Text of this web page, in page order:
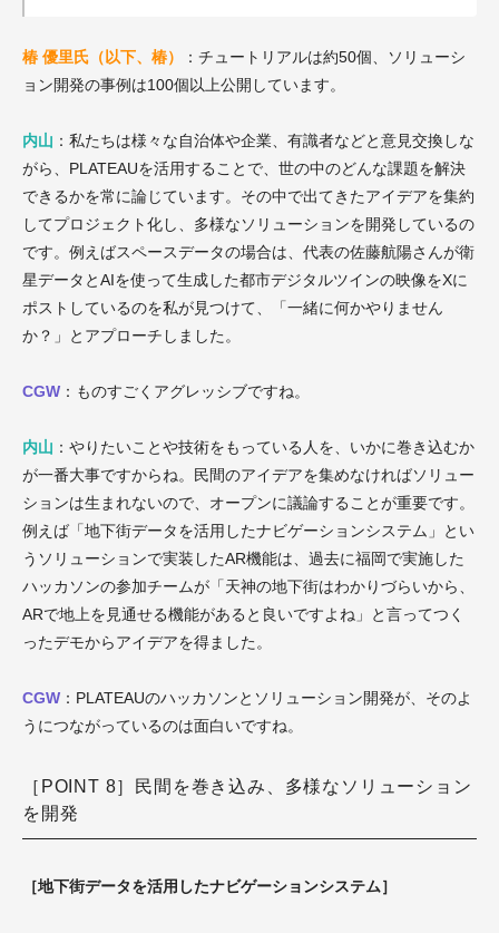
椿 優里氏（以下、椿）
：チュートリアルは約50個、ソリューシ
ョン開発の事例は100個以上公開しています。
内山 ：私たちは様々な自治体や企業、有識者などと意見交換しな
がら、PLATEAUを活用することで、世の中のどんな課題を解決
できるかを常に論じています。その中で出てきたアイデアを集約
してプロジェクト化し、多様なソリューションを開発しているの
です。例えばスペースデータの場合は、代表の佐藤航陽さんが衛
星データとAIを使って生成した都市デジタルツインの映像をXに
ポストしているのを私が見つけて、「一緒に何かやりません
か？」とアプローチしました。
CGW ：ものすごくアグレッシブですね。
内山 ：やりたいことや技術をもっている人を、いかに巻き込むか
が一番大事ですからね。民間のアイデアを集めなければソリュー
ションは生まれないので、オープンに議論することが重要です。
例えば「地下街データを活用したナビゲーションシステム」とい
うソリューションで実装したAR機能は、過去に福岡で実施した
ハッカソンの参加チームが「天神の地下街はわかりづらいから、
ARで地上を見通せる機能があると良いですよね」と言ってつく
ったデモからアイデアを得ました。
CGW ：PLATEAUのハッカソンとソリューション開発が、そのよ
うにつながっているのは面白いですね。
［POINT 8］民間を巻き込み、多様なソリューション
を開発
［地下街データを活用したナビゲーションシステム］